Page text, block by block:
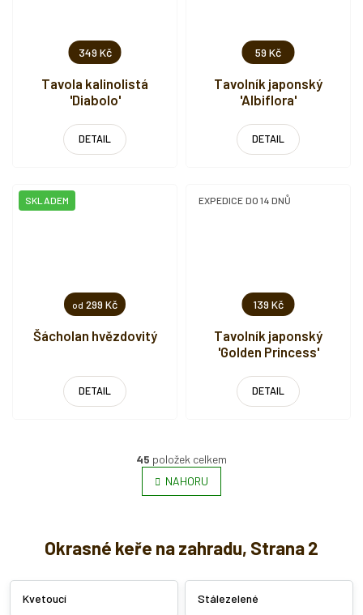
349 Kč
Tavola kalinolistá
'Diabolo'
DETAIL
59 Kč
Tavolník japonský
'Albiflora'
DETAIL
od 299 Kč
Šácholan hvězdovitý
SKLADEM
DETAIL
139 Kč
Tavolník japonský
'Golden Princess'
EXPEDICE DO 14 DNŮ
DETAIL
O
v
d
a
45 položek celkem
NAHORU
Okrasné keře na zahradu, Strana 2
Kvetoucí Stálezelené